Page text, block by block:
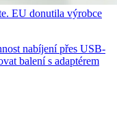
EU donutila výrobce
nabíjení přes USB-
balení s adaptérem